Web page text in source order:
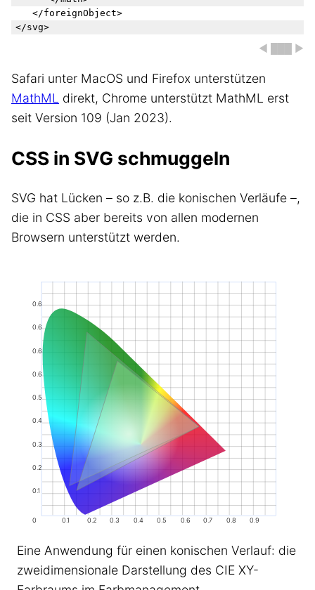
◀ ███ ▶
Safari unter MacOS und Firefox unterstützen
MathML
direkt, Chrome unterstützt MathML erst
seit Version 109 (Jan 2023).
CSS in SVG schmuggeln
SVG hat Lücken – so z.B. die konischen Verläufe –,
die in CSS aber bereits von allen modernen
Browsern unterstützt werden.
0.6
0.6
0.6
0.6
0.5
0.4
0.3
0.2
0.1
0 0.1 0.2 0.3 0.4 0.5 0.6 0.7 0.8 0.9
Eine Anwendung für einen konischen Verlauf: die
zweidimensionale Darstellung des CIE XY-